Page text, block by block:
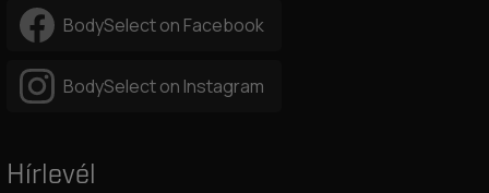
BodySelect on Facebook
BodySelect on Instagram
Hírlevél